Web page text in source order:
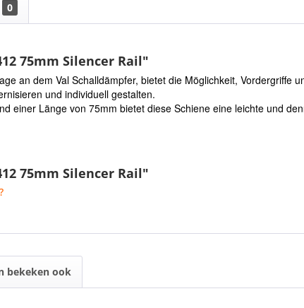
0
75mm Silencer Rail"
an dem Val Schalldämpfer, bietet die Möglichkeit,
und individuell gestalten.
einer Länge von 75mm bietet diese Schiene eine leichte und
75mm Silencer Rail"
bekeken ook